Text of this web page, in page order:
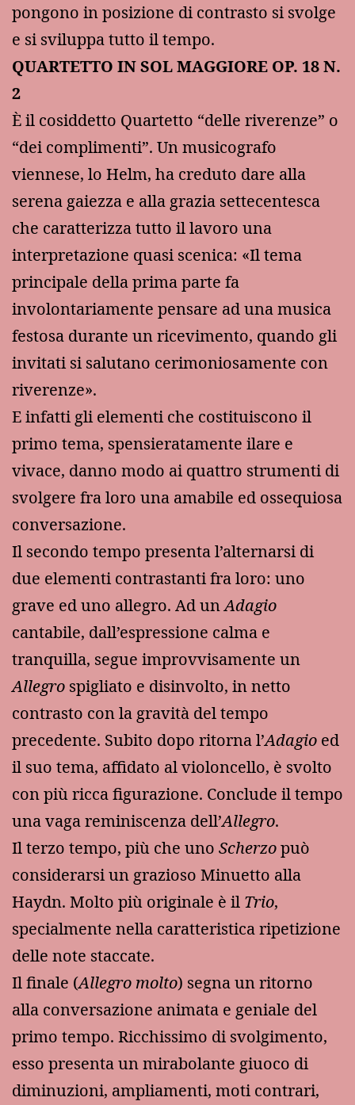
pongono in posizione di contrasto si svolge
e si sviluppa tutto il tempo.
QUARTETTO IN SOL MAGGIORE OP. 18 N.
2
È il cosiddetto Quartetto “delle riverenze” o
“dei complimenti”. Un musicografo
viennese, lo Helm, ha creduto dare alla
serena gaiezza e alla grazia settecentesca
che caratterizza tutto il lavoro una
interpretazione quasi scenica: «Il tema
principale della prima parte fa
involontariamente pensare ad una musica
festosa durante un ricevimento, quando gli
invitati si salutano cerimoniosamente con
riverenze».
E infatti gli elementi che costituiscono il
primo tema, spensieratamente ilare e
vivace, danno modo ai quattro strumenti di
svolgere fra loro una amabile ed ossequiosa
conversazione.
Il secondo tempo presenta l’alternarsi di
due elementi contrastanti fra loro: uno
grave ed uno allegro. Ad unAdagio
cantabile, dall’espressione calma e
tranquilla, segue improvvisamente un
Allegro spigliato e disinvolto, in netto
contrasto con la gravità del tempo
precedente. Subito dopo ritorna l’Adagio ed
il suo tema, affidato al violoncello, è svolto
con più ricca figurazione. Conclude il tempo
una vaga reminiscenza dell’Allegro.
Il terzo tempo, più che uno Scherzopuò
considerarsi un grazioso Minuetto alla
Haydn. Molto più originale è il Trio,
specialmente nella caratteristica ripetizione
delle note staccate.
Il finale (Allegro molto) segna un ritorno
alla conversazione animata e geniale del
primo tempo. Ricchissimo di svolgimento,
esso presenta un mirabolante giuoco di
diminuzioni, ampliamenti, moti contrari,